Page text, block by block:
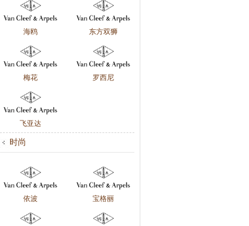
海鸥 东方双狮
梅花 罗西尼
飞亚达
时尚
依波 宝格丽